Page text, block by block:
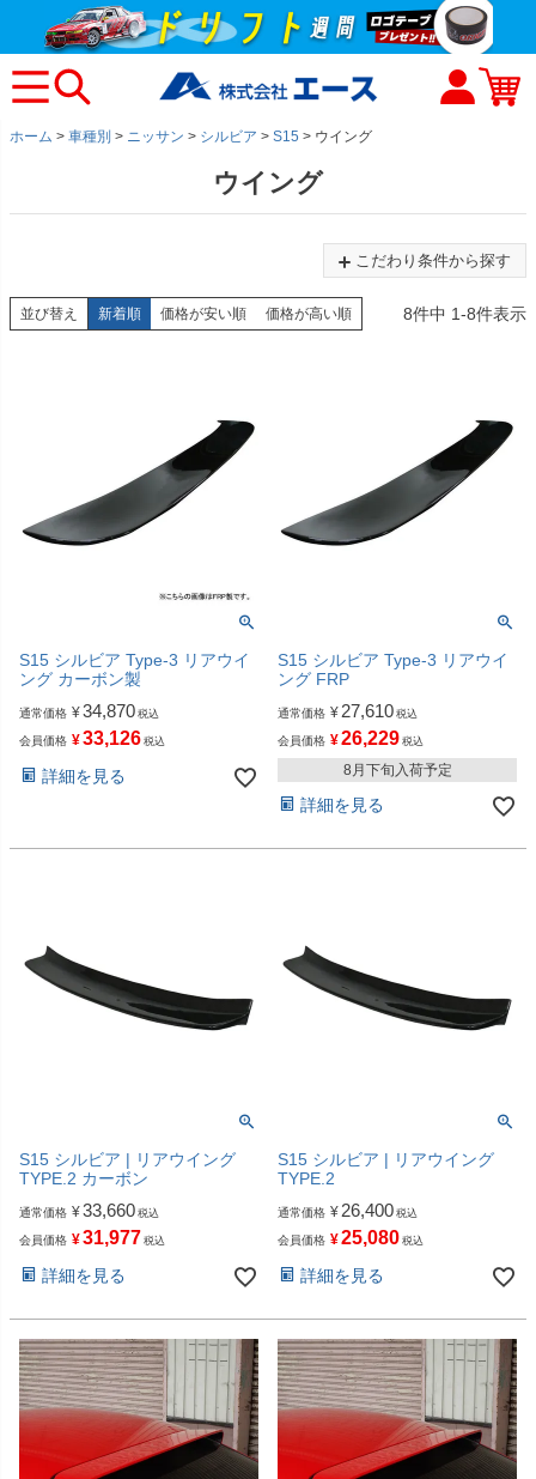
ホーム 車種別 ニッサン シルビア S15 ウイング
ウイング
こだわり条件から探す
並び替え 新着順 価格が安い順 価格が高い順 8件中 1-8件表示
S15 シルビア Type-3 リアウイ
ング カーボン製
通常価格 ¥34,870 税込
会員価格 ¥33,126 税込
詳細を見る
S15 シルビア Type-3 リアウイ
ング FRP
通常価格 ¥ 27,610 税込
会員価格 ¥26,229 税込
8月下旬入荷予定
詳細を見る
S15 シルビア | リアウイング
TYPE.2 カーボン
通常価格 ¥33,660 税込
会員価格 ¥31,977 税込
詳細を見る
S15 シルビア | リアウイング
TYPE.2
通常価格 ¥ 26,400 税込
会員価格 ¥25,080 税込
詳細を見る